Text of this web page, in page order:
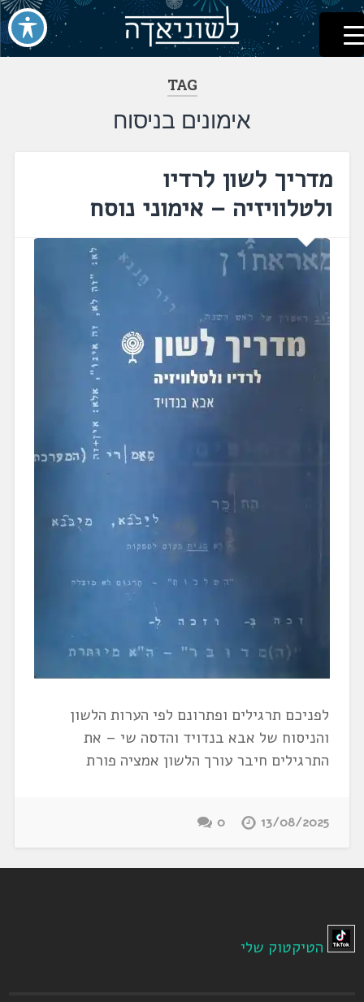
דלג
לתוכן
לשוניאדה
עברית. לשון. שפה
TAG
אימונים בניסוח
מדריך לשון לרדיו
ולטלוויזיה – אימוני נוסח
לפניכם תרגילים ופתרונם לפי הערות הלשון
והניסוח של אבא בנדויד והדסה שי – את
התרגילים חיבר עורך הלשון אמציה פורת
13/08/2025
0
הטיקטוק שלי